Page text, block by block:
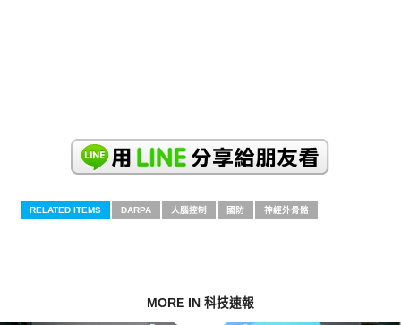
RELATED ITEMS DARPA 人腦控制 國防 神經外骨骼
MORE IN 科技速報